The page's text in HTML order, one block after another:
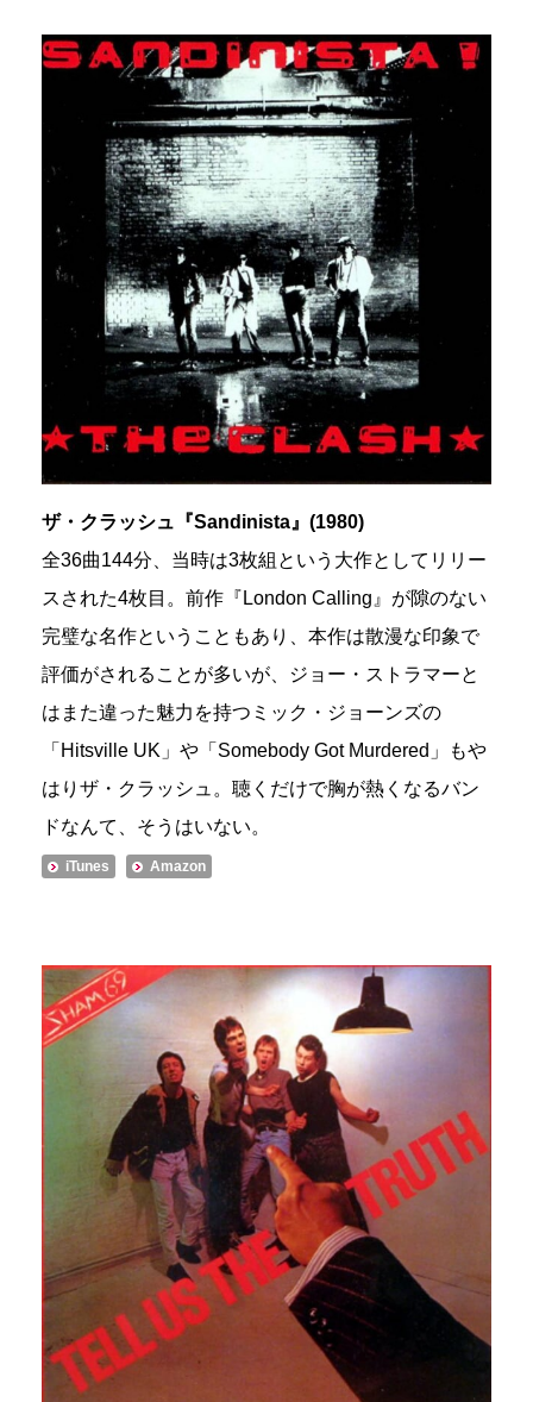
ザ・クラッシュ『Sandinista』(1980)
全36曲144分、当時は3枚組という大作としてリリー
スされた4枚目。前作『London Calling』が隙のない
完璧な名作ということもあり、本作は散漫な印象で
評価がされることが多いが、ジョー・ストラマーと
はまた違った魅力を持つミック・ジョーンズの
「Hitsville UK」や「Somebody Got Murdered」もや
はりザ・クラッシュ。聴くだけで胸が熱くなるバン
ドなんて、そうはいない。
iTunes Amazon